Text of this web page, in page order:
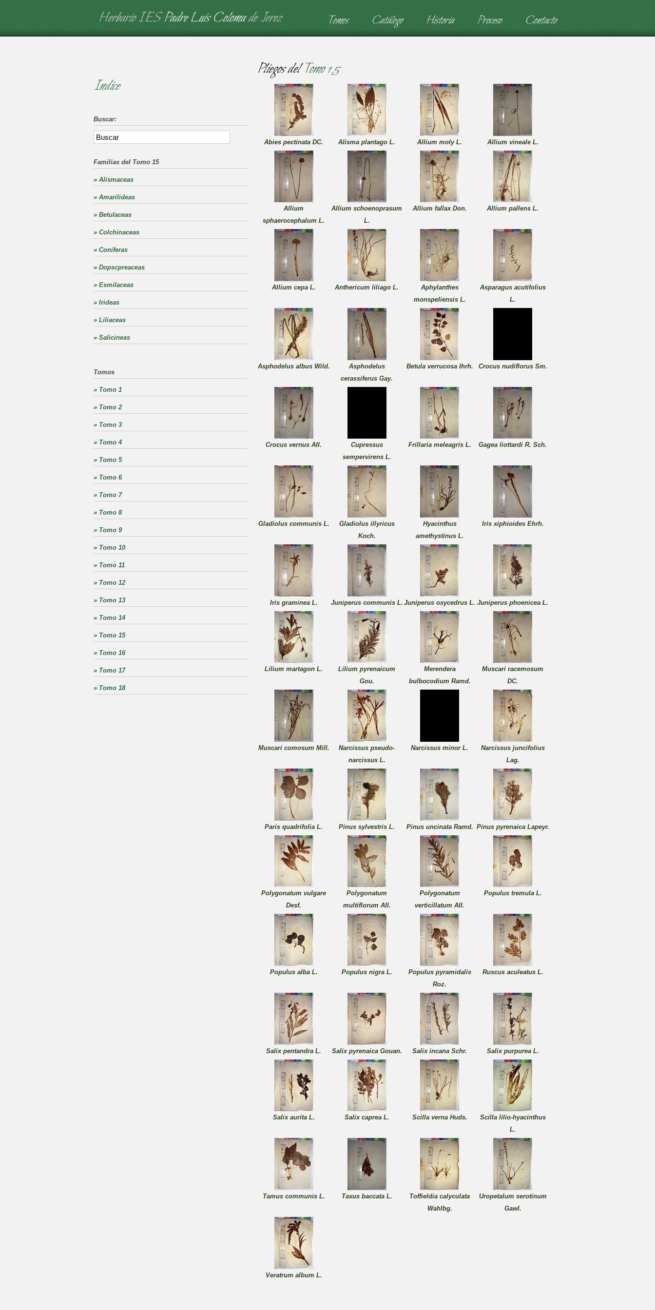
Herbario IES Padre Luis Colomade Jerez Tomos Catálogo Historia Proceso Contacto
Pliegos delTomo 15
Abies pectinata DC. Alisma plantago L. Allium moly L. Allium vineale L.
Allium
sphaerocephalum L.
Allium schoenoprasum
L.
Allium fallax Don. Allium pallens L.
Allium cepa L. Anthericum liliago L.
Aphylanthes
monspeliensis L.
Asparagus acutifolius
L.
Asphodelus albus Wild.
Asphodelus
cerassiferus Gay.
Betula verrucosa Ihrh. Crocus nudiflorus Sm.
Crocus vernus AII.
Cupressus
sempervirens L.
Frillaria meleagris L. Gagea liottardi R. Sch.
Gladiolus communis L.
Gladiolus illyricus
Koch.
Hyacinthus
amethystinus L.
Iris xiphioides Ehrh.
Iris graminea L. Juniperus communis L. Juniperus oxycedrus L. Juniperus phoenicea L.
Lilium martagon L.
Lilium pyrenaicum
Gou.
Merendera
bulbocodium Ramd.
Muscari racemosum
DC.
Muscari comosum Mill.
Narcissus pseudo-
narcissus L.
Narcissus minor L.
Narcissus juncifolius
Lag.
Paris quadrifolia L. Pinus sylvestris L. Pinus uncinata Ramd. Pinus pyrenaica Lapeyr.
Polygonatum vulgare
Desf.
Polygonatum
multiflorum AII.
Polygonatum
verticillatum AII.
Populus tremula L.
Populus alba L. Populus nigra L.
Populus pyramidalis
Roz.
Ruscus aculeatus L.
Salix pentandra L. Salix pyrenaica Gouan. Salix incana Schr. Salix purpurea L.
Salix aurita L. Salix caprea L. Scilla verna Huds.
Scilla lilio-hyacinthus
L.
Tamus communis L. Taxus baccata L.
Toffieldia calyculata
Wahlbg.
Uropetalum serotinum
Gawl.
Veratrum album L.
Indice
Buscar:
Familias del Tomo 15
» Alismaceas
» Amarilideas
» Betulaceas
» Colchinaceas
» Coniferas
» Dopscpreaceas
» Esmilaceas
» Irideas
» Liliaceas
» Salicineas
Tomos
» Tomo 1
» Tomo 2
» Tomo 3
» Tomo 4
» Tomo 5
» Tomo 6
» Tomo 7
» Tomo 8
» Tomo 9
» Tomo 10
» Tomo 11
» Tomo 12
» Tomo 13
» Tomo 14
» Tomo 15
» Tomo 16
» Tomo 17
» Tomo 18